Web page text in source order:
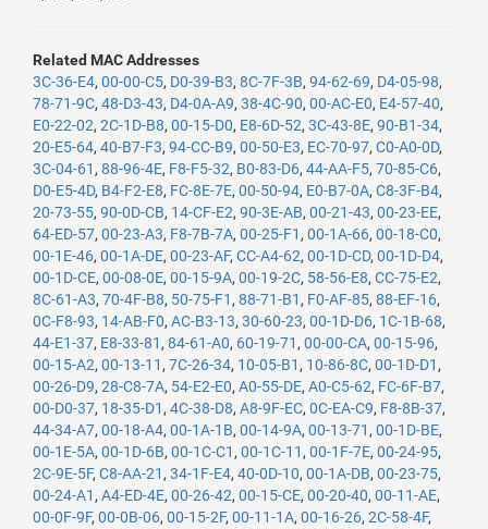
Related MAC Addresses
3C-36-E4, 00-00-C5, D0-39-B3, 8C-7F-3B, 94-62-69, D4-05-98,
78-71-9C, 48-D3-43, D4-0A-A9, 38-4C-90, 00-AC-E0, E4-57-40,
E0-22-02, 2C-1D-B8, 00-15-D0, E8-6D-52, 3C-43-8E, 90-B1-34,
20-E5-64, 40-B7-F3, 94-CC-B9, 00-50-E3, EC-70-97, C0-A0-0D,
3C-04-61 , 88-96-4E, F8-F5-32, B0-83-D6, 44-AA-F5, 70-85-C6,
D0-E5-4D, B4-F2-E8, FC-8E-7E, 00-50-94, E0-B7-0A, C8-3F-B4,
20-73-55, 90-0D-CB, 14-CF-E2, 90-3E-AB, 00-21-43, 00-23-EE,
64-ED-57, 00-23-A3, F8-7B-7A, 00-25-F1 , 00-1A-66, 00-18-C0,
00-1E-46, 00-1A-DE, 00-23-AF, CC-A4-62, 00-1D-CD, 00-1D-D4,
00-1D-CE, 00-08-0E, 00-15-9A, 00-19-2C, 58-56-E8, CC-75-E2,
8C-61-A3, 70-4F-B8, 50-75-F1 , 88-71-B1 , F0-AF-85, 88-EF-16,
0C-F8-93, 14-AB-F0, AC-B3-13, 30-60-23, 00-1D-D6, 1C-1B-68,
44-E1-37, E8-33-81 , 84-61-A0, 60-19-71 , 00-00-CA, 00-15-96,
00-15-A2, 00-13-11 , 7C-26-34, 10-05-B1 , 10-86-8C, 00-1D-D1 ,
00-26-D9, 28-C8-7A, 54-E2-E0, A0-55-DE, A0-C5-62, FC-6F-B7,
00-D0-37, 18-35-D1 , 4C-38-D8, A8-9F-EC, 0C-EA-C9, F8-8B-37,
44-34-A7, 00-18-A4, 00-1A-1B, 00-14-9A, 00-13-71 , 00-1D-BE,
00-1E-5A, 00-1D-6B, 00-1C-C1 , 00-1C-11 , 00-1F-7E, 00-24-95,
2C-9E-5F, C8-AA-21 , 34-1F-E4, 40-0D-10, 00-1A-DB, 00-23-75,
00-24-A1 , A4-ED-4E, 00-26-42, 00-15-CE, 00-20-40, 00-11-AE,
00-0F-9F, 00-0B-06, 00-15-2F, 00-11-1A, 00-16-26, 2C-58-4F,